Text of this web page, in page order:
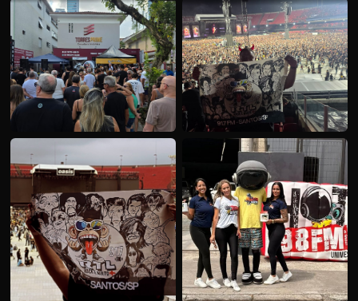
SHOW AO VIVO — RTL 91.7 OASIS — NOITE DE ROCK
AC/DC — OUVINTE RTL